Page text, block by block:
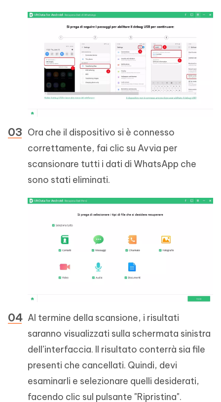
Ora che il dispositivo si è connesso
correttamente, fai clic su Avvia per
scansionare tutti i dati di WhatsApp che
sono stati eliminati.
Al termine della scansione, i risultati
saranno visualizzati sulla schermata sinistra
dell’interfaccia. Il risultato conterrà sia file
presenti che cancellati. Quindi, devi
esaminarli e selezionare quelli desiderati,
facendo clic sul pulsante "Ripristina".